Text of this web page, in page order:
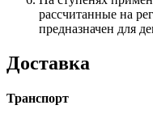
рассчитанные на
предназначен для
Доставка
Транспорт